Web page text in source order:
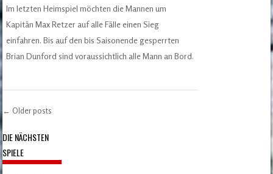
Im letzten Heimspiel möchten die Mannen um
Kapitän Max Retzer auf alle Fälle einen Sieg
einfahren. Bis auf den bis Saisonende gesperrten
Brian Dunford sind voraussichtlich alle Mann an Bord.
Post navigation
← Older posts
DIE NÄCHSTEN
SPIELE